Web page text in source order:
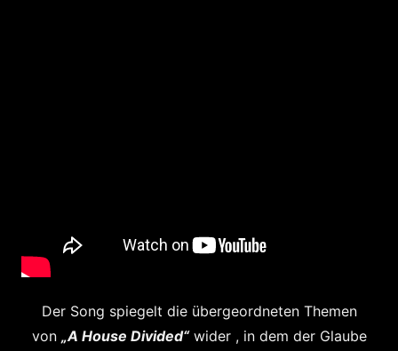
Der Song spiegelt die übergeordneten Themen
von „A House Divided“wider , in dem der Glaube